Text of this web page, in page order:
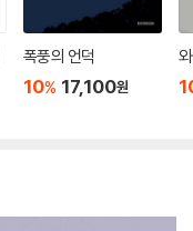
폭풍의 언덕
10% 17,100원